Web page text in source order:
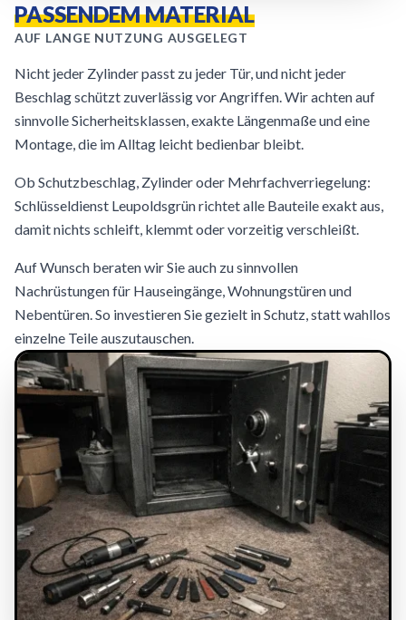
PASSENDEM MATERIAL
AUF LANGE NUTZUNG AUSGELEGT
Nicht jeder Zylinder passt zu jeder Tür, und nicht jeder
Beschlag schützt zuverlässig vor Angriffen. Wir achten auf
sinnvolle Sicherheitsklassen, exakte Längenmaße und eine
Montage, die im Alltag leicht bedienbar bleibt.
Ob Schutzbeschlag, Zylinder oder Mehrfachverriegelung:
Schlüsseldienst Leupoldsgrün richtet alle Bauteile exakt aus,
damit nichts schleift, klemmt oder vorzeitig verschleißt.
Auf Wunsch beraten wir Sie auch zu sinnvollen
Nachrüstungen für Hauseingänge, Wohnungstüren und
Nebentüren. So investieren Sie gezielt in Schutz, statt wahllos
einzelne Teile auszutauschen.